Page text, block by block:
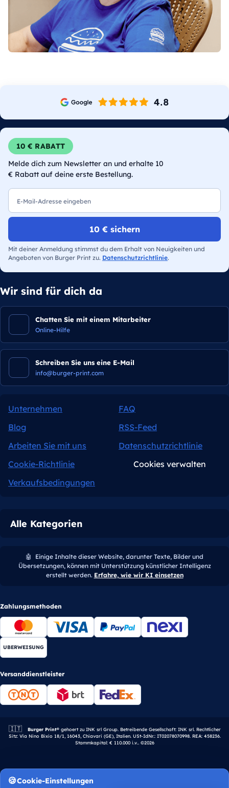
10 € RABATT
Melde dich zum Newsletter an und erhalte 10
€ Rabatt auf deine erste Bestellung.
10 € sichern
Mit deiner Anmeldung stimmst du dem Erhalt von Neuigkeiten und
Angeboten von Burger Print zu. Datenschutzrichtlinie.
Wir sind für dich da
Chatten Sie mit einem Mitarbeiter
Online-Hilfe
Schreiben Sie uns eine E-Mail
info@burger-print.com
Unternehmen
FAQ
Blog
RSS-Feed
Arbeiten Sie mit uns
Datenschutzrichtlinie
Cookie-Richtlinie
Cookies verwalten
Verkaufsbedingungen
Alle Kategorien
🤖
Einige Inhalte dieser Website, darunter Texte, Bilder und
Übersetzungen, können mit Unterstützung künstlicher Intelligenz
erstellt werden. Erfahre, wie wir KI einsetzen
Zahlungsmethoden
UBERWEISUNG
Versanddienstleister
🇮🇹 Italienisches Unternehmen.
Burger Print®gehoert zu INK srl Group. Betreibende Gesellschaft: INK srl. Rechtlicher
Sitz: Via Nino Bixio 18/1, 16043, Chiavari (GE), Italien. USt-IdNr.: IT02078070998. REA: 458236.
Stammkapital: € 110.000 i.v.. ©2026
Cookie-Einstellungen